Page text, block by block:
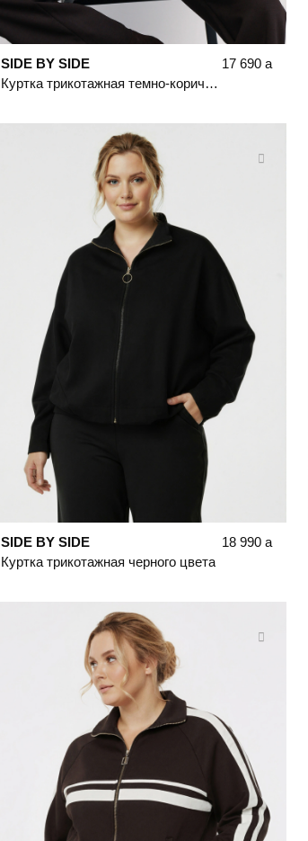
SIDE BY SIDE
Куртка трикотажная темно-коричневого цвета прямого кроя
17 690a
SIDE BY SIDE
Куртка трикотажная черного цвета
18 990a